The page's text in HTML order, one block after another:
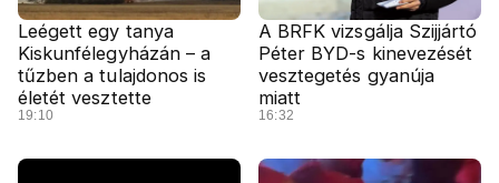
Leégett egy tanya
Kiskunfélegyházán – a
tűzben a tulajdonos is
életét vesztette
19:10
A BRFK vizsgálja Szijjártó
Péter BYD-s kinevezését
vesztegetés gyanúja
miatt
16:32